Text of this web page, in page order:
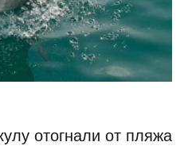
отогнали от пляжа